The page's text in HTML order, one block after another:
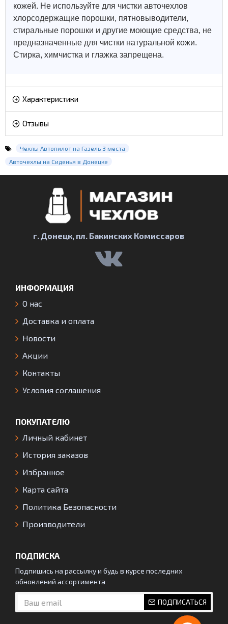
кожей. Не используйте для чистки авточехлов
хлорсодержащие порошки, пятновыводители,
стиральные порошки и другие моющие средства, не
предназначенные для чистки натуральной кожи.
Стирка, химчистка и глажка запрещена.
Характеристики
Отзывы
Чехлы Автопилот на Газель 3 места
Авточехлы на Сиденья в Донецке
г. Донецк, пл. Бакинских Комиссаров
ИНФОРМАЦИЯ
О нас
Доставка и оплата
Новости
Акции
Контакты
Условия соглашения
ПОКУПАТЕЛЮ
Личный кабинет
История заказов
Избранное
Карта сайта
Политика Безопасности
Производители
ПОДПИСКА
Подпишись на рассылку и будь в курсе последних
обновлений ассортимента
ПОДПИСАТЬСЯ